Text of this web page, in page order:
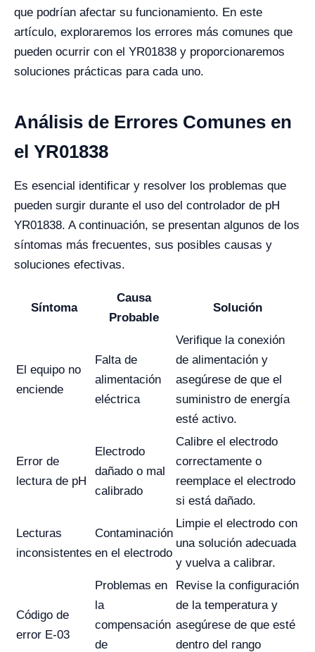
que podrían afectar su funcionamiento. En este
artículo, exploraremos los errores más comunes que
pueden ocurrir con el YR01838 y proporcionaremos
soluciones prácticas para cada uno.
Análisis de Errores Comunes en
el YR01838
Es esencial identificar y resolver los problemas que
pueden surgir durante el uso del controlador de pH
YR01838. A continuación, se presentan algunos de los
síntomas más frecuentes, sus posibles causas y
soluciones efectivas.
Síntoma
Causa
Probable
Solución
El equipo no
enciende
Falta de
alimentación
eléctrica
Verifique la conexión
de alimentación y
asegúrese de que el
suministro de energía
esté activo.
Error de
lectura de pH
Electrodo
dañado o mal
calibrado
Calibre el electrodo
correctamente o
reemplace el electrodo
si está dañado.
Lecturas
inconsistentes
Contaminación
en el electrodo
Limpie el electrodo con
una solución adecuada
y vuelva a calibrar.
Código de
error E-03
Problemas en
la
compensación
de
Revise la configuración
de la temperatura y
asegúrese de que esté
dentro del rango